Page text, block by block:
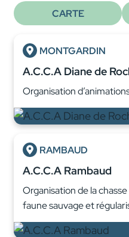
CARTE
MONTGARDIN
A.C.C.A Diane de
Organisation
RAMBAUD
A.C.C.A Rambaud
Organisation de la
faune sauvage et